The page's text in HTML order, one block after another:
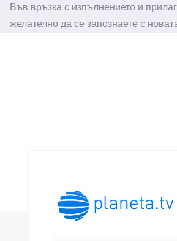
Във връзка с изпълнението и
желателно да се запознаете с